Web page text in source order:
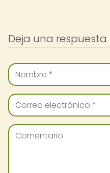
Deja una respuesta